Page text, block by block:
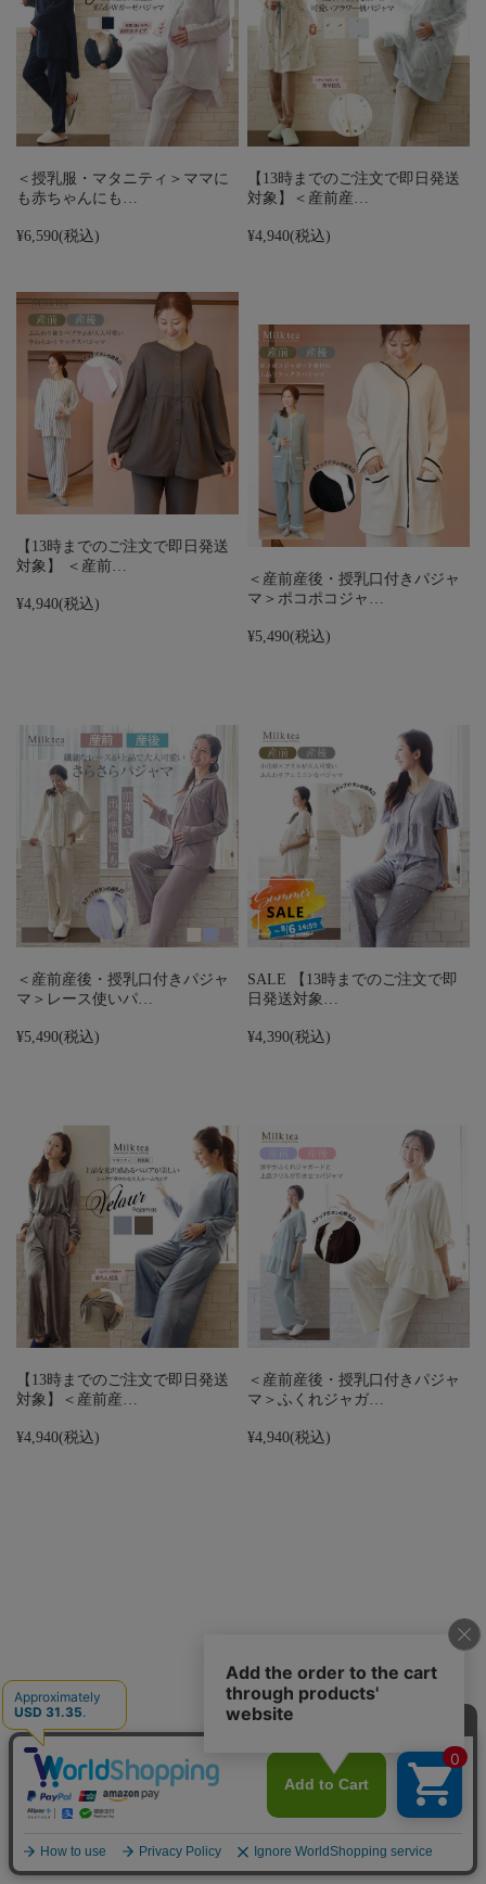
＜授乳服・マタニティ＞ママに
も赤ちゃんにも…
¥6,590(税込)
【13時までのご注文で即日発送
対象】＜産前産…
¥4,940(税込)
【13時までのご注文で即日発送
対象】 ＜産前…
¥4,940(税込)
＜産前産後・授乳口付きパジャ
マ＞ポコポコジャ…
¥5,490(税込)
＜産前産後・授乳口付きパジャ
マ＞レース使いパ…
¥5,490(税込)
SALE 【13時までのご注文で即
日発送対象…
¥4,390(税込)
【13時までのご注文で即日発送
対象】＜産前産…
¥4,940(税込)
＜産前産後・授乳口付きパジャ
マ＞ふくれジャガ…
¥4,940(税込)